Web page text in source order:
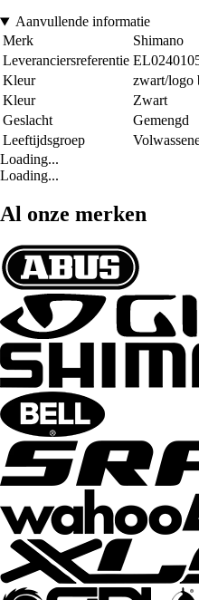
Aanvullende informatie
Merk
Shimano
Leveranciersreferentie
Kleur
zwart/logo
Kleur
Zwart
Geslacht
Gemengd
Leeftijdsgroep
Loading...
Loading...
Al onze merken